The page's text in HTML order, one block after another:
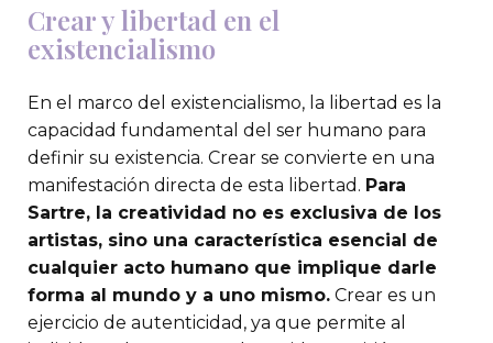
Crear y libertad en el
existencialismo
En el marco del existencialismo, la libertad es la
capacidad fundamental del ser humano para
definir su existencia. Crear se convierte en una
manifestación directa de esta libertad. Para
Sartre, la creatividad no es exclusiva de los
artistas, sino una característica esencial de
cualquier acto humano que implique darle
forma al mundo y a uno mismo. Crear es un
ejercicio de autenticidad, ya que permite al